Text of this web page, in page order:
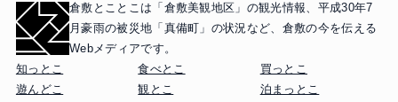
倉敷とことこは「倉敷美観地区」の観光情報、 平成30年7
月豪雨の被災地「真備町」の状況など、 倉敷の今を伝える
Webメディアです。
知っとこ
食べとこ
買っとこ
遊んどこ
観とこ
泊まっとこ